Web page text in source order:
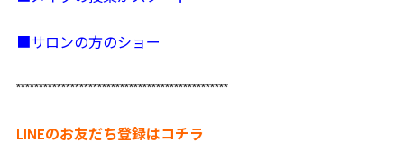
■サロンの方のショー
***********************************************
LINEのお友だち登録はコチラ